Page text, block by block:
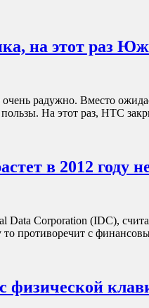
на этот раз
радужно. Вместо
На этот раз, HTC
в 2012 году
Data Corporation (IDC),
противоречит с
физической